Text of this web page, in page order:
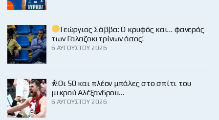
Γεώργιος Σάββα: Ο κρυφός και… φανερός
των Γαλαζοκιτρίνων άσος!
6 ΑΥΓΟΎΣΤΟΥ 2026
⛹️Οι 50 και πλέον μπάλες στο σπίτι του
μικρού Αλέξανδρου…
6 ΑΥΓΟΎΣΤΟΥ 2026